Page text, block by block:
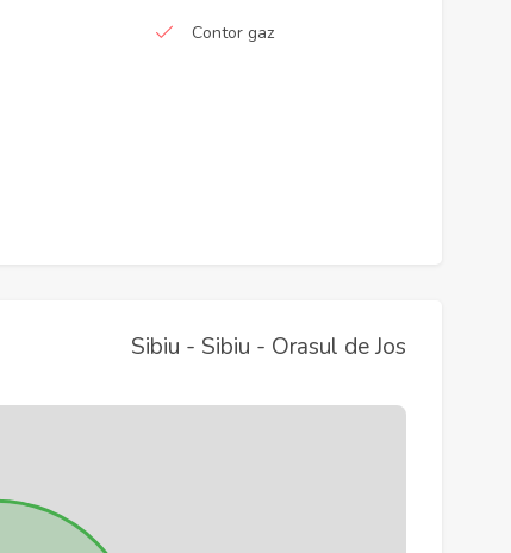
Contor gaz
Sibiu - Sibiu - Orasul de Jos